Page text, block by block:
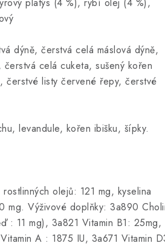
dýně, čerstvá celá máslová dýně,
celá cuketa, sušený kořen
čerstvé listy červené řepy, čerstvé
levandule, kořen ibišku, šípky.
olejů: 121 mg, kyselina
mg. Výživové doplňky: 3a890
11 mg), 3a821 Vitamin B1: 25mg,
A : 1875 IU, 3a671 Vitamin